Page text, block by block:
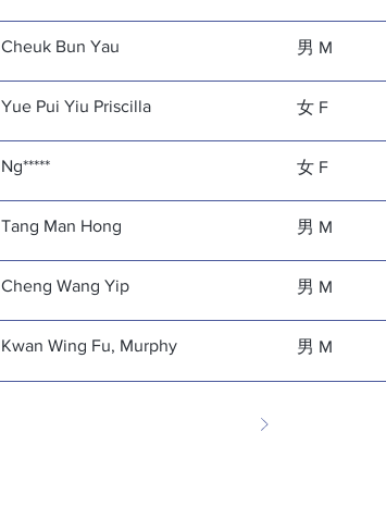
Cheuk Bun Yau 男 M
Yue Pui Yiu Priscilla 女 F
Ng***** 女 F
Tang Man Hong 男 M
Cheng Wang Yip 男 M
Kwan Wing Fu, Murphy 男 M